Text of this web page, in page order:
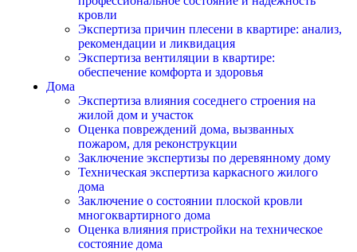
кровли
Экспертиза причин плесени в квартире: анализ,
рекомендации и ликвидация
Экспертиза вентиляции в квартире:
обеспечение комфорта и здоровья
Дома
Экспертиза влияния соседнего строения на
жилой дом и участок
Оценка повреждений дома, вызванных
пожаром, для реконструкции
Заключение экспертизы по деревянному дому
Техническая экспертиза каркасного жилого
дома
Заключение о состоянии плоской кровли
многоквартирного дома
Оценка влияния пристройки на техническое
состояние дома